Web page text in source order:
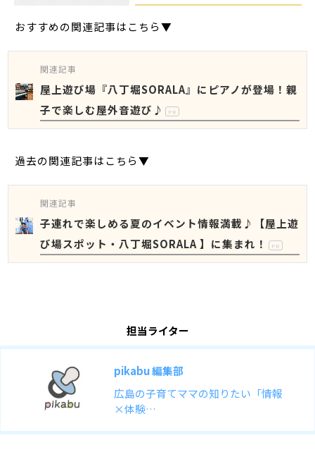
おすすめの関連記事はこちら▼
関連記事
屋上遊び場『八丁堀SORALA』にピアノが登場！親
子で楽しむ屋外音遊び♪
PR
過去の関連記事はこちら▼
関連記事
子連れで楽しめる夏のイベント情報満載♪【屋上遊
び場スポット・八丁堀SORALA 】に集まれ！
PR
担当ライター
pikabu 編集部
広島の子育てママの知りたい「情報
×体験…